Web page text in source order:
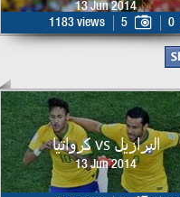
13 Jun 2014
1183 views
5 0
البرازيل vs كرواتيا
13 Jun 2014